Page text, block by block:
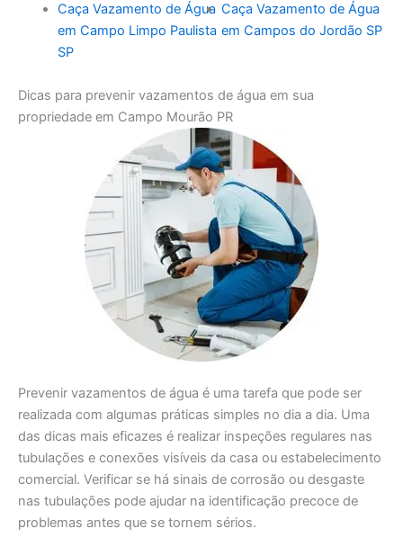
Caça Vazamento de Água
em Campo Limpo Paulista
SP
Caça Vazamento de Água
em Campos do Jordão SP
Dicas para prevenir vazamentos de água em sua
propriedade em Campo Mourão PR
Prevenir vazamentos de água é uma tarefa que pode ser
realizada com algumas práticas simples no dia a dia. Uma
das dicas mais eficazes é realizar inspeções regulares nas
tubulações e conexões visíveis da casa ou estabelecimento
comercial. Verificar se há sinais de corrosão ou desgaste
nas tubulações pode ajudar na identificação precoce de
problemas antes que se tornem sérios.